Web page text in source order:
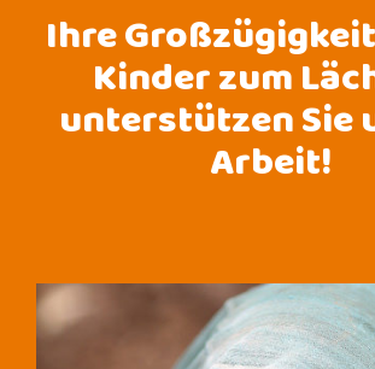
Ihre
Kinder zum
unterstützen Sie
Arbeit!